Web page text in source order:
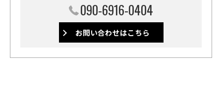
090-6916-0404
お問い合わせはこちら